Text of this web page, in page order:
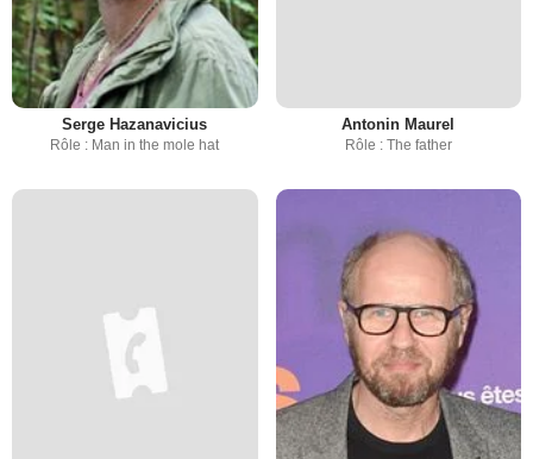
Serge Hazanavicius
Rôle : Man in the mole hat
Antonin Maurel
Rôle : The father